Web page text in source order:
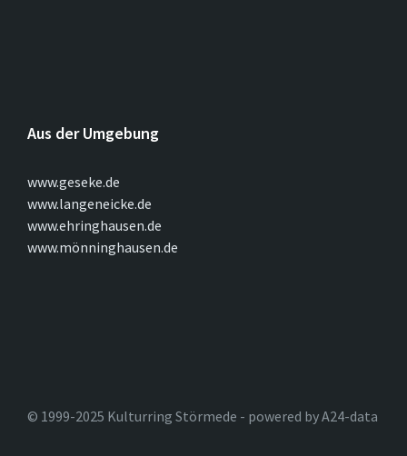
Aus der Umgebung
www.geseke.de
www.langeneicke.de
www.ehringhausen.de
www.mönninghausen.de
© 1999-2025 Kulturring Störmede - powered by A24-data